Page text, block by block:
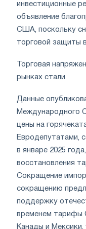
инвестиционные
объявление
США, поскольку
торговой защиты
Торговая
рынках стали
Данные
Международного
цены на
Евродепутатами,
в январе 2025
восстановления
Сокращение
сокращению
поддержку
временем тарифы
Канады и Мексики,